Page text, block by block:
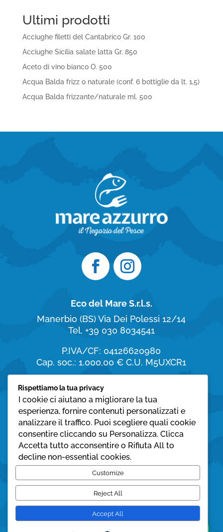
Ultimi prodotti
Acciughe filetti del Cantabrico Gr. 100
Acciughe Sicilia salate latta Gr. 850
Aceto di vino bianco O. 500
Acqua Balda frizz o naturale (conf. 6 bottiglie da lt. 1,5)
Acqua Balda frizzante/naturale ml. 500
Eco del Mare S.r.l.s.
Manerbio (BS)Via Dei Polessi 12/14
Tel. +39 030 8034541
P.IVA/CF: 04126620980
Cap. soc.: 1.000,00 €C.U. M5UXCR1
Orari di apertura
dal Lunedì al Sabato:
8:30 – 19:30
Domenica:
08:30 – 12:30
Privacy policy
Cookie policy
Rispettiamo la tua privacy
I cookie ci aiutano a migliorare la tua
esperienza, fornire contenuti personalizzati e
analizzare il traffico. Puoi scegliere quali cookie
consentire cliccando su Personalizza. Clicca
Accetta tutto acconsentire o Rifiuta All to
decline non-essential cookies.
Customize
Reject All
Accept All